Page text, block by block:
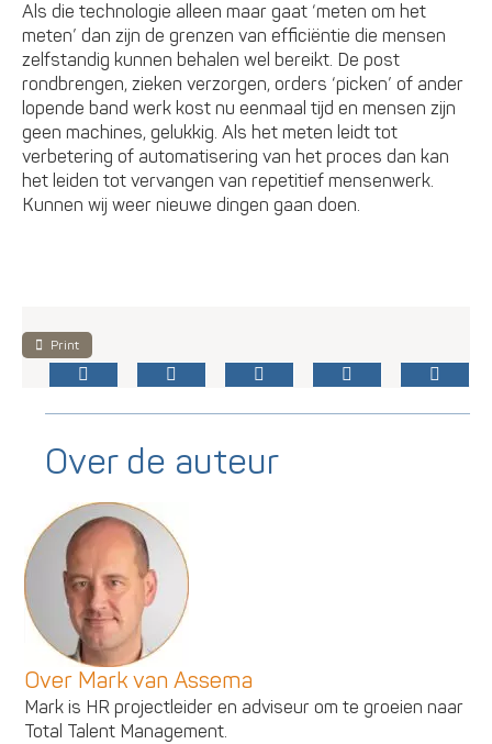
Als die technologie alleen maar gaat ‘meten om het
meten’ dan zijn de grenzen van efficiëntie die mensen
zelfstandig kunnen behalen wel bereikt. De post
rondbrengen, zieken verzorgen, orders ‘picken’ of ander
lopende band werk kost nu eenmaal tijd en mensen zijn
geen machines, gelukkig. Als het meten leidt tot
verbetering of automatisering van het proces dan kan
het leiden tot vervangen van repetitief mensenwerk.
Kunnen wij weer nieuwe dingen gaan doen.
Print
Over de auteur
Over Mark van Assema
Mark is HR projectleider en adviseur om te groeien naar
Total Talent Management.